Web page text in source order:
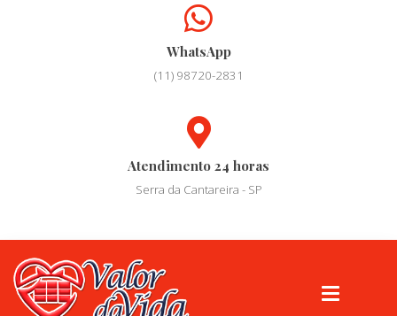
WhatsApp
(11) 98720-2831
Atendimento 24 horas
Serra da Cantareira - SP